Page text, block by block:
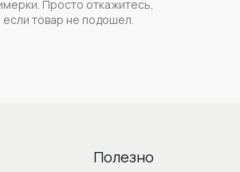
Просто откажитесь,
если товар не подошел.
Полезно